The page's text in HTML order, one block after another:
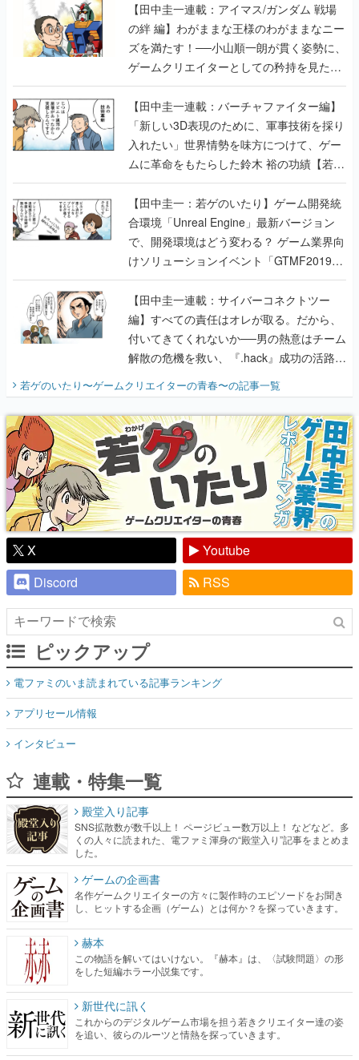
【田中圭一連載：アイマス/ガンダム 戦場
の絆 編】わがままな王様のわがままなニー
ズを満たす！──小山順一朗が貫く姿勢に、
ゲームクリエイターとしての矜持を見た
【若ゲのいたり最終回】
【田中圭一連載：バーチャファイター編】
「新しい3D表現のために、軍事技術を採り
入れたい」世界情勢を味方につけて、ゲー
ムに革命をもたらした鈴木 裕の功績【若ゲ
のいたり】
【田中圭一：若ゲのいたり】ゲーム開発統
合環境「Unreal Engine」最新バージョン
で、開発環境はどう変わる？ ゲーム業界向
けソリューションイベント「GTMF2019」
に行って、より理解を深めよう【PR】
【田中圭一連載：サイバーコネクトツー
編】すべての責任はオレが取る。だから、
付いてきてくれないか──男の熱意はチーム
解散の危機を救い、『.hack』成功の活路を
開く。業界の快男児・松山 洋に流れる血は
『少年ジャンプ』色だった【若ゲのいた
り】
若ゲのいたり〜ゲームクリエイターの青春〜の記事一覧
X
Youtube
Discord
RSS
ピックアップ
電ファミのいま読まれている記事ランキング
アプリセール情報
インタビュー
連載・特集一覧
殿堂入り記事
SNS拡散数が数千以上！ ページビュー数万以上！ などなど。多
くの人々に読まれた、電ファミ渾身の“殿堂入り”記事をまとめま
した。
ゲームの企画書
名作ゲームクリエイターの方々に製作時のエピソードをお聞き
し、ヒットする企画（ゲーム）とは何か？を探っていきます。
赫本
この物語を解いてはいけない。『赫本』は、〈試験問題〉の形
をした短編ホラー小説集です。
新世代に訊く
これからのデジタルゲーム市場を担う若きクリエイター達の姿
を追い、彼らのルーツと情熱を探っていきます。